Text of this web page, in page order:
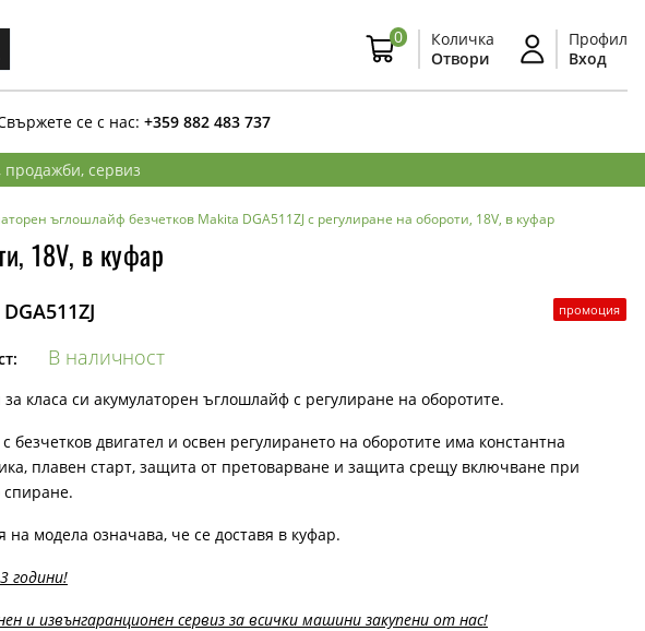
0
Количка
Отвори
Профил
Вход
се с нас: +359 882 483 737
сервиз
ъглошлайф безчетков Makita DGA511ZJ с регулиране на обороти, 18V, в куфар
18V, в куфар
промоция
DGA511ZJ
В наличност
класа си акумулаторен ъглошлайф с регулиране на оборотите.
с безчетков двигател и освен регулирането на оборотите има константна
плавен старт, защита от претоварване и защита срещу включване при
спиране.
на модела означава, че се доставя в куфар.
години!
и извънгаранционен сервиз за всички машини закупени от нас!